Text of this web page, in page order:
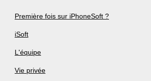
Première fois sur iPhoneSoft ?
iSoft
L'équipe
Vie privée